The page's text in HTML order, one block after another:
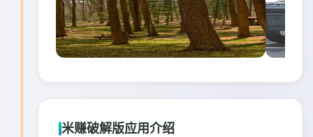
米赚破解版应用介绍